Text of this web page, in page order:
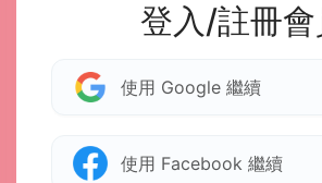
登入/註冊會
使用 Google 繼續
使用 Facebook 繼續